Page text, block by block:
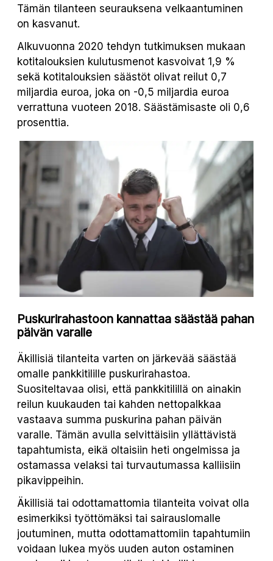
Tämän tilanteen seurauksena velkaantuminen
on kasvanut.
Alkuvuonna 2020 tehdyn tutkimuksen mukaan
kotitalouksien kulutusmenot kasvoivat 1,9 %
sekä kotitalouksien säästöt olivat reilut 0,7
miljardia euroa, joka on -0,5 miljardia euroa
verrattuna vuoteen 2018. Säästämisaste oli 0,6
prosenttia.
Puskurirahastoon kannattaa säästää pahan
päivän varalle
Äkillisiä tilanteita varten on järkevää säästää
omalle pankkitilille puskurirahastoa.
Suositeltavaa olisi, että pankkitilillä on ainakin
reilun kuukauden tai kahden nettopalkkaa
vastaava summa puskurina pahan päivän
varalle. Tämän avulla selvittäisiin yllättävistä
tapahtumista, eikä oltaisiin heti ongelmissa ja
ostamassa velaksi tai turvautumassa kalliisiin
pikavippeihin.
Äkillisiä tai odottamattomia tilanteita voivat olla
esimerkiksi työttömäksi tai sairauslomalle
joutuminen, mutta odottamattomiin tapahtumiin
voidaan lukea myös uuden auton ostaminen